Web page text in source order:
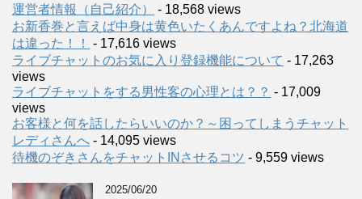
運営者情報（自己紹介）
- 18,568 views
お新香巻と言えば中身は黄色いたくあんですよね？北海道
は違った！！
- 17,616 views
ライブチャットのお気に入り登録機能について - 17,263
views
ライブチャットをする男性客の心理とは？？ - 17,009
views
お客様と何を話したらいいのか？～困ってしまうチャット
レディさんへ - 14,095 views
待機のぞきさんをチャットINさせるコツ - 9,559 views
2025/06/20